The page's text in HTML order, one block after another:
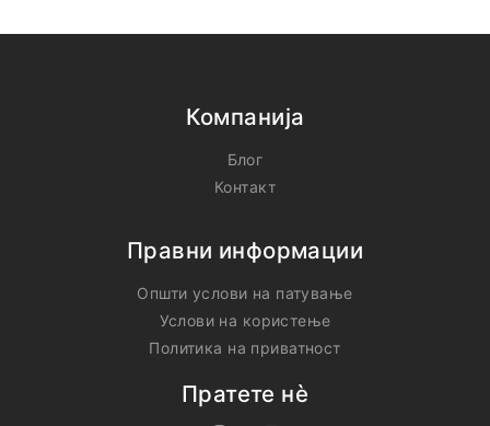
Компанија
Блог
Контакт
Правни информации
Општи услови на патување
Услови на користење
Политика на приватност
Пратете нѐ